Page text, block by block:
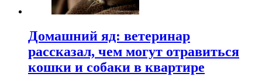
Домашний яд: ветеринар
рассказал, чем могут отравиться
кошки и собаки в квартире